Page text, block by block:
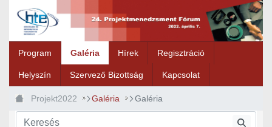
Ugrás a fő tartalomhoz
Program Galéria Hírek Regisztráció
Helyszín Szervező Bizottság Kapcsolat
Projekt2022 Galéria Galéria